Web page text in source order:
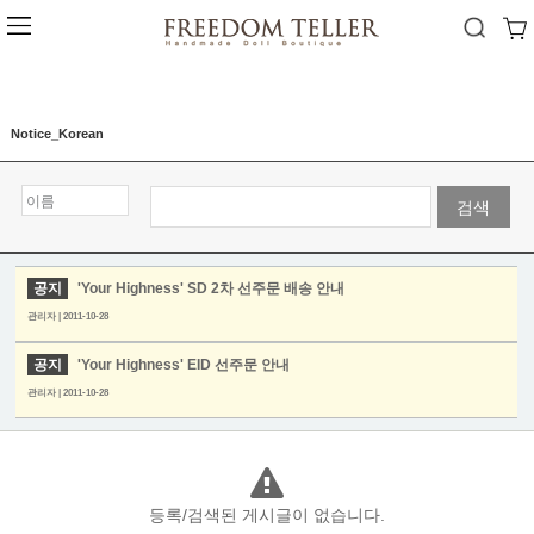
Notice_Korean
검색
공지 'Your Highness' SD 2차 선주문 배송 안내
관리자 | 2011-10-28
공지 'Your Highness' EID 선주문 안내
관리자 | 2011-10-28
등록/검색된 게시글이 없습니다.